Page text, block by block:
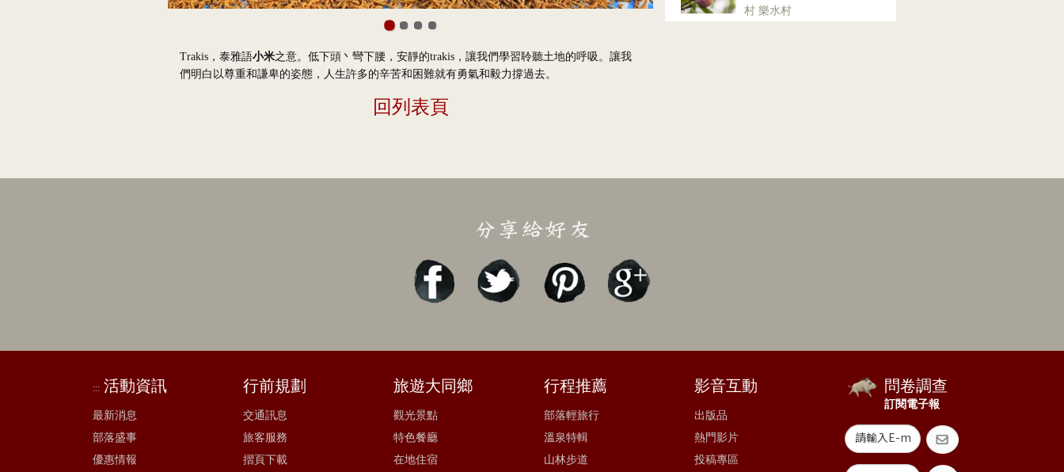
Trakis，泰雅語小米之意。低下頭丶彎下腰，安靜的trakis，讓我們學習聆聽土地的呼吸。讓我
們明白以尊重和謙卑的姿態，人生許多的辛苦和困難就有勇氣和毅力撐過去。
回列表頁
村 樂水村
::: 活動資訊
最新消息
部落盛事
優惠情報
行前規劃
交通訊息
旅客服務
摺頁下載
旅遊大同鄉
觀光景點
特色餐廳
在地住宿
行程推薦
部落輕旅行
溫泉特輯
山林步道
影音互動
出版品
熱門影片
投稿專區
問卷調查
訂閱電子報